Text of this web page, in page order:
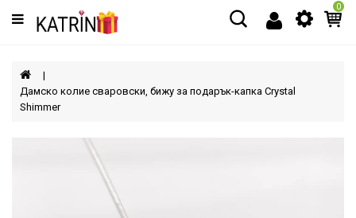
Категории
МЪЖЕ
ЖЕНИ
0
Дамско колие сваровски, бижу за подарък-капка Crystal
Shimmer